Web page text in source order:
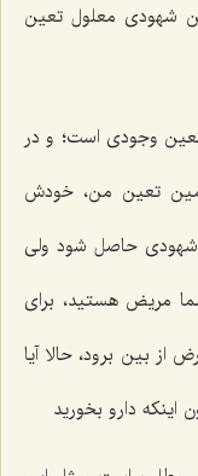
شهودى معلول تعین
وجودى است؛ و در
همین تعین من، خودش
حاصل شود ولى
مریض هستید، براى
از بین برود، حالا آیا
دارو بخورید